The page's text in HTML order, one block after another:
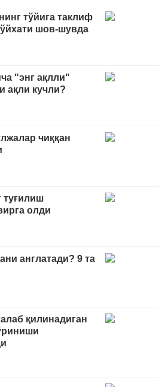
тўйига таклиф
шов-шувда
"энг ақлли"
ақли кучли?
чиққан
туғилиш
олди
англатади? 9 та
қилинадиган